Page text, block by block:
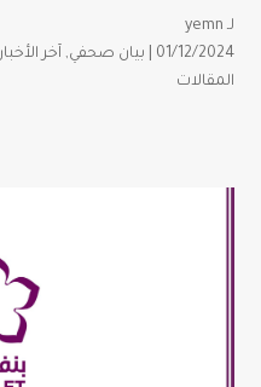
لـ yemn
01/12/2024 |
بيان صحفي, آخر الأخبار
المقالات